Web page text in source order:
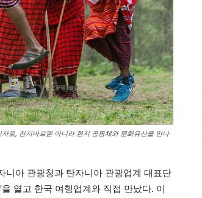
로, 잔지바르뿐 아니라 현지 공동체와 문화유산을 만나
니아 관광청과 탄자니아 관광업계 대표단
열고 한국 여행업계와 직접 만났다. 이